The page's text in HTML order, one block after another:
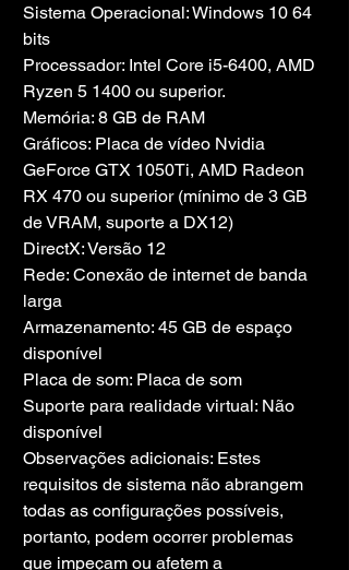
Sistema Operacional: Windows 10 64
bits
Processador: Intel Core i5-6400, AMD
Ryzen 5 1400 ou superior.
Memória: 8 GB de RAM
Gráficos: Placa de vídeo Nvidia
GeForce GTX 1050Ti, AMD Radeon
RX 470 ou superior (mínimo de 3 GB
de VRAM, suporte a DX12)
DirectX: Versão 12
Rede: Conexão de internet de banda
larga
Armazenamento: 45 GB de espaço
disponível
Placa de som: Placa de som
Suporte para realidade virtual: Não
disponível
Observações adicionais: Estes
requisitos de sistema não abrangem
todas as configurações possíveis,
portanto, podem ocorrer problemas
que impeçam ou afetem a